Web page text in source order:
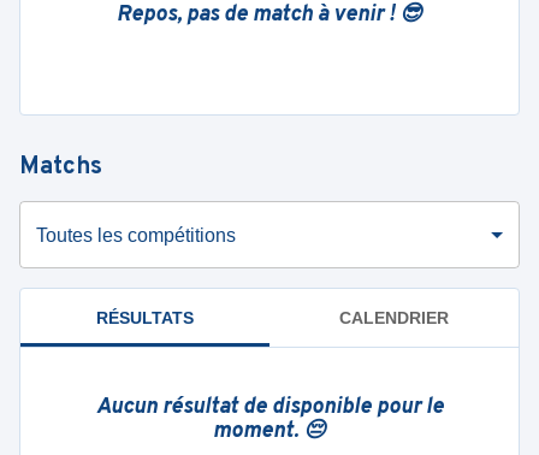
Repos, pas de match à venir ! 😎
Matchs
Toutes les compétitions
RÉSULTATS CALENDRIER
Aucun résultat de disponible pour le
moment. 😔